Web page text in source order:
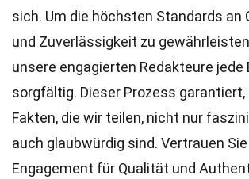
sich. Um die höchsten Standards an
und Zuverlässigkeit zu
unsere engagierten Redakteure jede
sorgfältig. Dieser Prozess garantiert,
Fakten, die wir teilen, nicht nur
auch glaubwürdig sind. Vertrauen
Engagement für Qualität und